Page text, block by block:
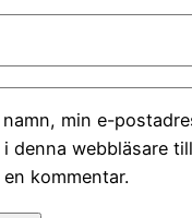
min e-
denna webbläsare
kommentar.